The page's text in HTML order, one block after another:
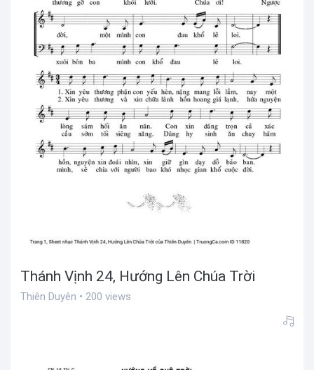
Thánh Vịnh 24, Hướng Lên Chúa Trời
Thiên Duyên • 200 views